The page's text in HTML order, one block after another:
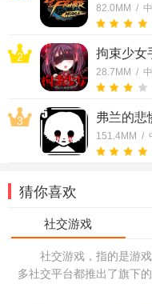
82.0MM /
2 拘束少女
28.7MM /
3 弗兰的悲
151.4MM /
猜你喜欢
社交游戏，指的是游
多社交平台都推出了旗下